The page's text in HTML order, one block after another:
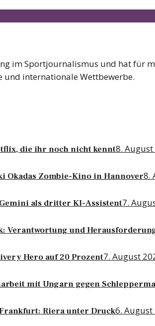
im Sportjournalismus und hat für
internationale Wettbewerbe.
die ihr noch nicht kennt8. August
Okadas Zombie-Kino in Hannover8.
als dritter KI-Assistent7.
Verantwortung und
Hero auf 20 Prozent7. August
mit Ungarn gegen
Riera unter Druck6. August